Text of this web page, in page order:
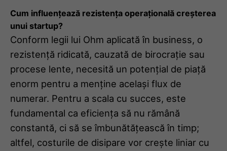
Cum influențează rezistența operațională creșterea
unui startup?
Conform legii lui Ohm aplicată în business, o
rezistență ridicată, cauzată de birocrație sau
procese lente, necesită un potențial de piață
enorm pentru a menține același flux de
numerar. Pentru a scala cu succes, este
fundamental ca eficiența să nu rămână
constantă, ci să se îmbunătățească în timp;
altfel, costurile de disipare vor crește liniar cu